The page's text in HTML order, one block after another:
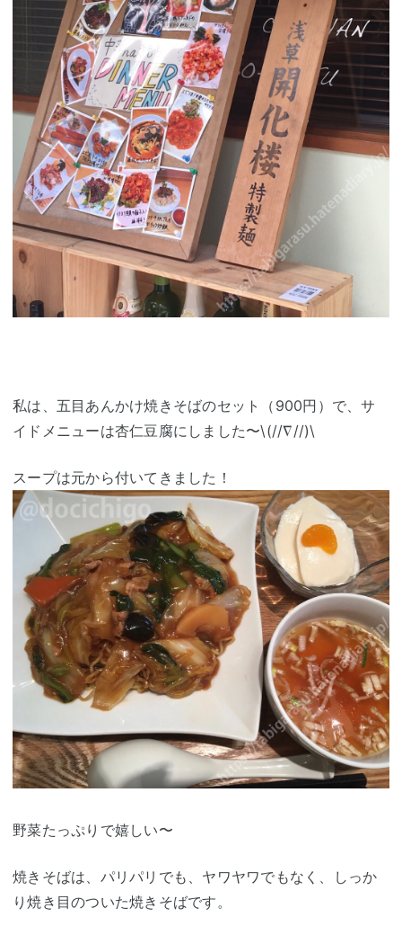
私は、五目あんかけ焼きそばのセット（900円）で、サ
イドメニューは杏仁豆腐にしました〜\(//∇//)\
スープは元から付いてきました！
野菜たっぷりで嬉しい〜
焼きそばは、パリパリでも、ヤワヤワでもなく、しっか
り焼き目のついた焼きそばです。